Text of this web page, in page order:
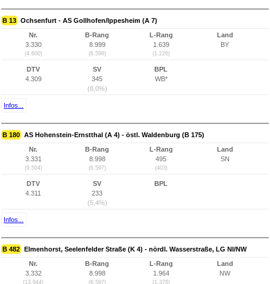
B 13 Ochsenfurt - AS Gollhofen/Ippesheim (A 7)
Nr.
3.330
(4.600)
B-Rang
8.999
(6.598)
L-Rang
1.639
(1.226)
Land
BY
DTV
4.309
SV
345
(8,0%)
BPL
WB*
Infos...
B 180 AS Hohenstein-Ernstthal (A 4) - östl. Waldenburg (B 175)
Nr.
3.331
(9.504)
B-Rang
8.998
(6.597)
L-Rang
495
(403)
Land
SN
DTV
4.311
SV
233
(5,4%)
BPL
Infos...
B 482 Elmenhorst, Seelenfelder Straße (K 4) - nördl. Wasserstraße, LG NI/NW
Nr.
3.332
(13.944)
B-Rang
8.998
(6.597)
L-Rang
1.964
(1.378)
Land
NW